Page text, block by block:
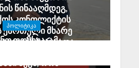
წინააღმდეგ,
კონფლიქტის
მხარე
ხვრეტდა
ᲞᲝᲚᲘᲢᲘᲙᲐ
ფოჩხუა: ამ